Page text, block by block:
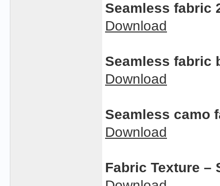
Seamless fabric
Download
Seamless fabric
Download
Seamless camo
Download
Fabric Texture –